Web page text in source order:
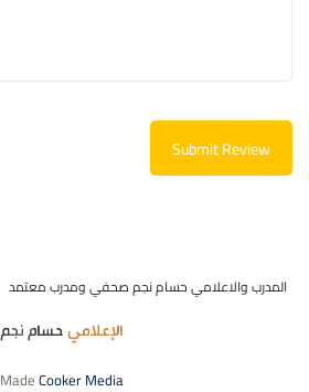
Submit Review
المدرب والاعلامي حسام نجم صحفي ومدرب معتمد
MadeCooker Media